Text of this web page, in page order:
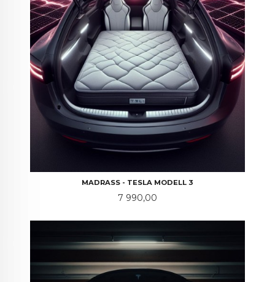
MADRASS - TESLA MODELL 3
Pris
7 990,00